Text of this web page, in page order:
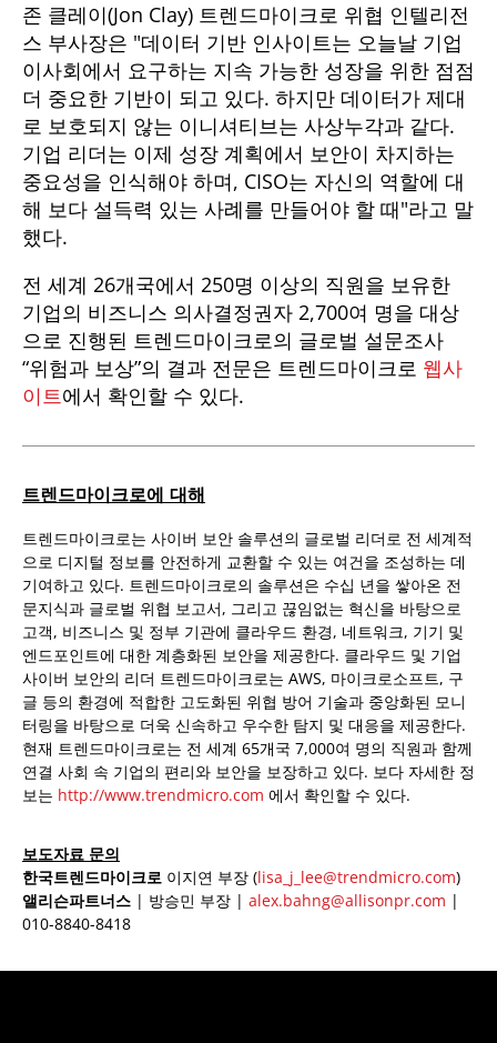
존 클레이(Jon Clay) 트렌드마이크로 위협 인텔리전
스 부사장은 "데이터 기반 인사이트는 오늘날 기업
이사회에서 요구하는 지속 가능한 성장을 위한 점점
더 중요한 기반이 되고 있다. 하지만 데이터가 제대
로 보호되지 않는 이니셔티브는 사상누각과 같다.
기업 리더는 이제 성장 계획에서 보안이 차지하는
중요성을 인식해야 하며, CISO는 자신의 역할에 대
해 보다 설득력 있는 사례를 만들어야 할 때"라고 말
했다.
전 세계 26개국에서 250명 이상의 직원을 보유한
기업의 비즈니스 의사결정권자 2,700여 명을 대상
으로 진행된 트렌드마이크로의 글로벌 설문조사
“위험과 보상”의 결과 전문은 트렌드마이크로 웹사
이트에서 확인할 수 있다.
트렌드마이크로에 대해
트렌드마이크로는 사이버 보안 솔루션의 글로벌 리더로 전 세계적
으로 디지털 정보를 안전하게 교환할 수 있는 여건을 조성하는 데
기여하고 있다. 트렌드마이크로의 솔루션은 수십 년을 쌓아온 전
문지식과 글로벌 위협 보고서, 그리고 끊임없는 혁신을 바탕으로
고객, 비즈니스 및 정부 기관에 클라우드 환경, 네트워크, 기기 및
엔드포인트에 대한 계층화된 보안을 제공한다. 클라우드 및 기업
사이버 보안의 리더 트렌드마이크로는 AWS, 마이크로소프트, 구
글 등의 환경에 적합한 고도화된 위협 방어 기술과 중앙화된 모니
터링을 바탕으로 더욱 신속하고 우수한 탐지 및 대응을 제공한다.
현재 트렌드마이크로는 전 세계 65개국 7,000여 명의 직원과 함께
연결 사회 속 기업의 편리와 보안을 보장하고 있다. 보다 자세한 정
보는 http://www.trendmicro.com 에서 확인할 수 있다.
보도자료 문의
한국트렌드마이크로 이지연 부장 (lisa_j_lee@trendmicro.com)
앨리슨파트너스 | 방승민 부장 | alex.bahng@allisonpr.com |
010-8840-8418